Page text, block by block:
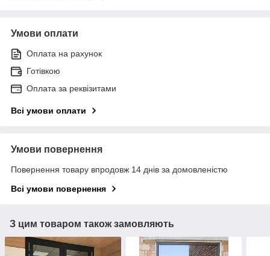
Умови оплати
Оплата на рахунок
Готівкою
Оплата за реквізитами
Всі умови оплати
Умови повернення
Повернення товару впродовж 14 днів за домовленістю
Всі умови повернення
З цим товаром також замовляють